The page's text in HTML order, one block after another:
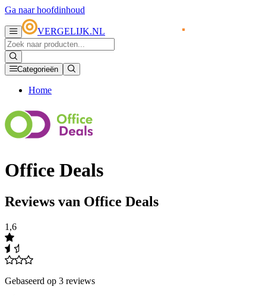
Ga naar hoofdinhoud
VERGELIJK.NL
Categorieën
Home
Office Deals
Reviews van Office Deals
1,6
Gebaseerd op 3 reviews